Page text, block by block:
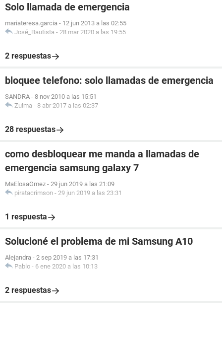
Solo llamada de emergencia
mariateresa.garcia - 12 jun 2013 a las 02:55
José_Bautista - 28 mar 2020 a las 19:55
2 respuestas
bloquee telefono: solo llamadas de emergencia
SANDRA - 8 nov 2010 a las 15:51
Zulma - 8 abr 2017 a las 02:37
28 respuestas
como desbloquear me manda a llamadas de
emergencia samsung galaxy 7
MaElosaGmez - 29 jun 2019 a las 21:09
piratacrimson - 29 jun 2019 a las 23:31
1 respuesta
Solucioné el problema de mi Samsung A10
Alejandra - 2 sep 2019 a las 17:31
Pablo - 6 ene 2020 a las 10:13
2 respuestas